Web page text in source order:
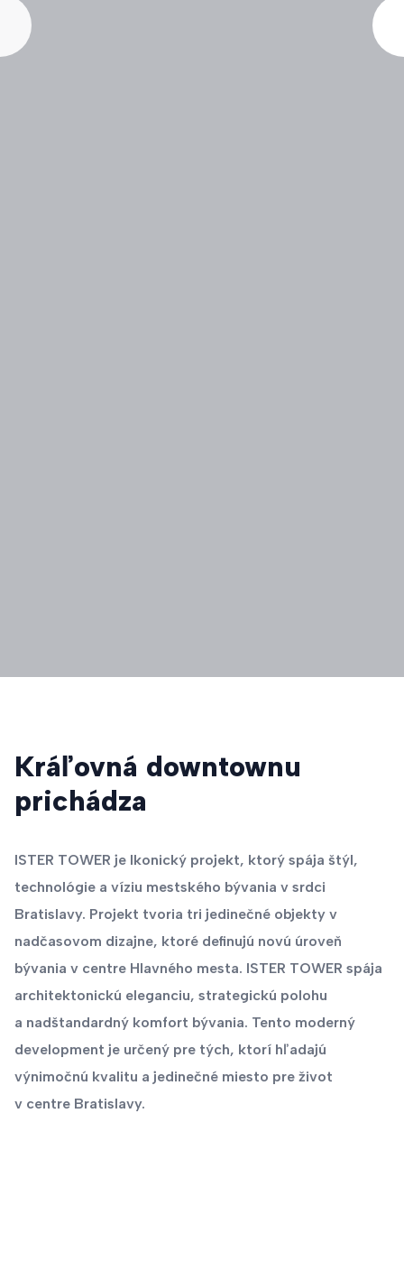
Kráľovná downtownu
prichádza
ISTER TOWER je Ikonický projekt, ktorý spája štýl,
technológie a víziu mestského bývania v srdci
Bratislavy. Projekt tvoria tri jedinečné objekty v
nadčasovom dizajne, ktoré definujú novú úroveň
bývania v centre Hlavného mesta. ISTER TOWER spája
architektonickú eleganciu, strategickú polohu
a nadštandardný komfort bývania. Tento moderný
development je určený pre tých, ktorí hľadajú
výnimočnú kvalitu a jedinečné miesto pre život
v centre Bratislavy.